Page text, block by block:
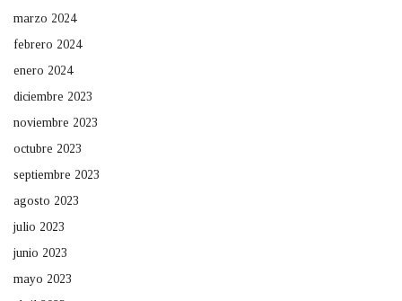
marzo 2024
febrero 2024
enero 2024
diciembre 2023
noviembre 2023
octubre 2023
septiembre 2023
agosto 2023
julio 2023
junio 2023
mayo 2023